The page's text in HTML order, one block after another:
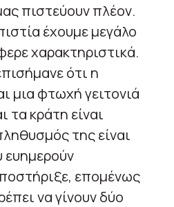
πιστεύουν πλέον.
έχουμε μεγάλο
χαρακτηριστικά.
ότι η
μια φτωχή γειτονιά
τα κράτη είναι
της είναι
επομένως
να γίνουν δύο